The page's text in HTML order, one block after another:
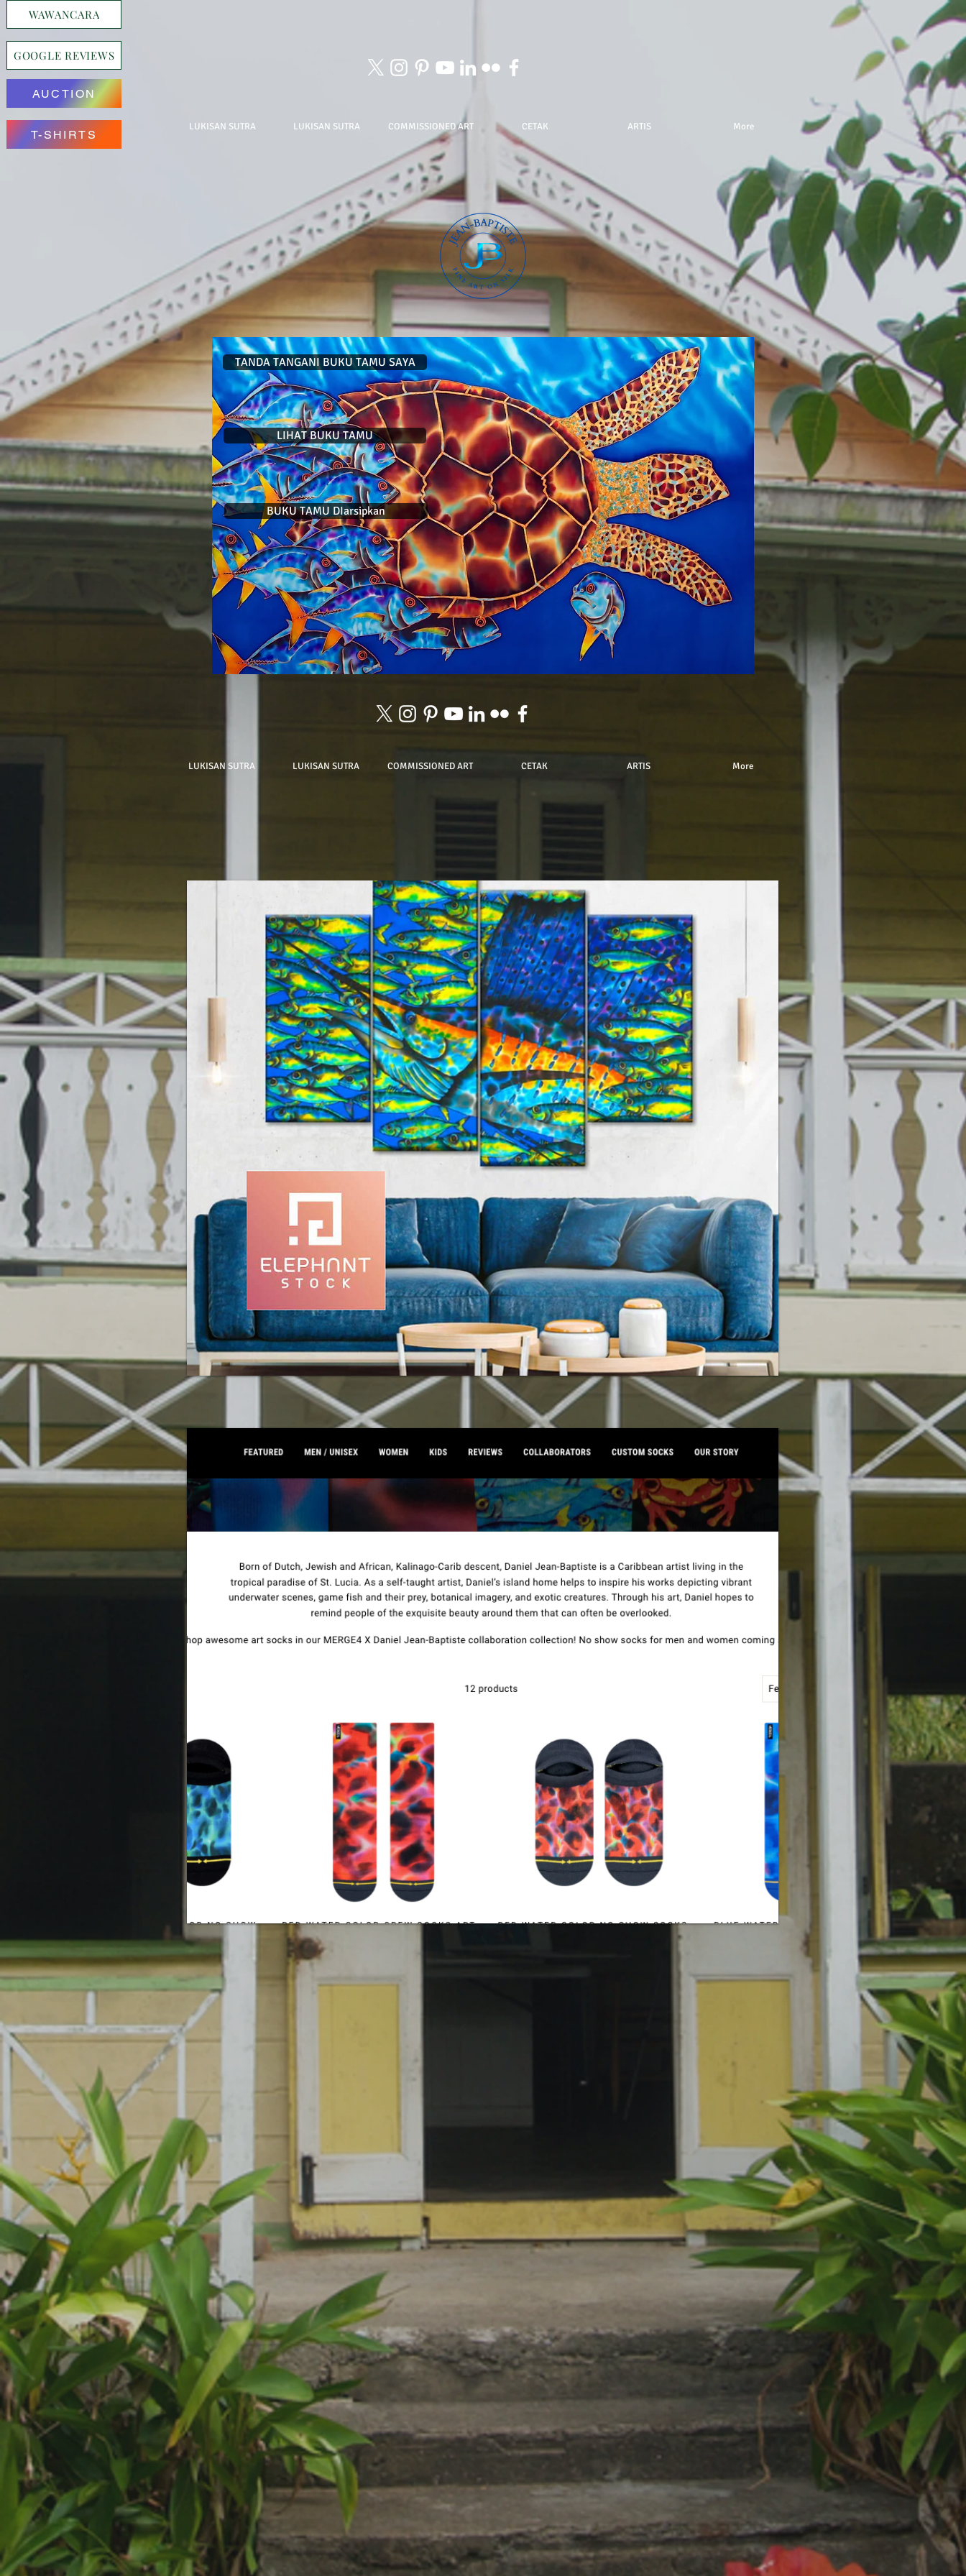
WAWANCARA
GOOGLE REVIEWS
AUCTION
T-SHIRTS
LUKISAN SUTRA LUKISAN SUTRA COMMISSIONED ART CETAK ARTIS More
TANDA TANGANI BUKU TAMU SAYA
LIHAT BUKU TAMU
BUKU TAMU DIarsipkan
LUKISAN SUTRA LUKISAN SUTRA COMMISSIONED ART CETAK ARTIS More